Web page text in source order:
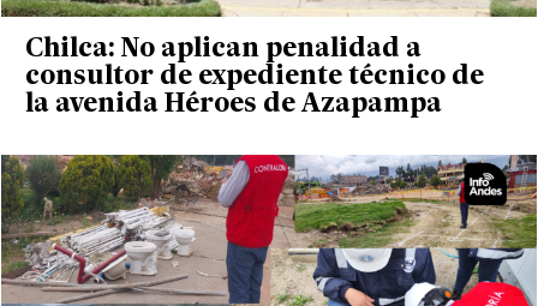
Chilca: No aplican penalidad a
consultor de expediente técnico de
la avenida Héroes de Azapampa